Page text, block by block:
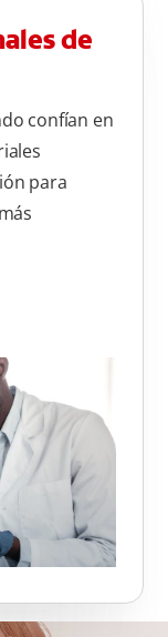
de
confían en
para